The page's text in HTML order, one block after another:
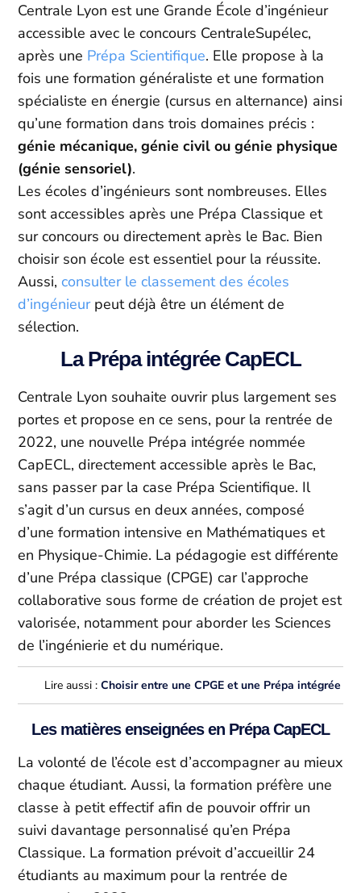
Centrale Lyon est une Grande École d’ingénieur
accessible avec le concours CentraleSupélec,
après une Prépa Scientifique. Elle propose à la
fois une formation généraliste et une formation
spécialiste en énergie (cursus en alternance) ainsi
qu’une formation dans trois domaines précis :
génie mécanique, génie civil ou génie physique
(génie sensoriel).
Les écoles d’ingénieurs sont nombreuses. Elles
sont accessibles après une Prépa Classique et
sur concours ou directement après le Bac. Bien
choisir son école est essentiel pour la réussite.
Aussi,consulter le classement des écoles
d’ingénieurpeut déjà être un élément de
sélection.
La Prépa intégrée CapECL
Centrale Lyon souhaite ouvrir plus largement ses
portes et propose en ce sens, pour la rentrée de
2022, une nouvelle Prépa intégrée nommée
CapECL, directement accessible après le Bac,
sans passer par la case Prépa Scientifique. Il
s’agit d’un cursus en deux années, composé
d’une formation intensive en Mathématiques et
en Physique-Chimie. La pédagogie est différente
d’une Prépa classique (CPGE) car l’approche
collaborative sous forme de création de projet est
valorisée, notamment pour aborder les Sciences
de l’ingénierie et du numérique.
Lire aussi :Choisir entre une CPGE et une Prépa intégrée
Les matières enseignées en Prépa CapECL
La volonté de l’école est d’accompagner au mieux
chaque étudiant. Aussi, la formation préfère une
classe à petit effectif afin de pouvoir offrir un
suivi davantage personnalisé qu’en Prépa
Classique. La formation prévoit d’accueillir 24
étudiants au maximum pour la rentrée de